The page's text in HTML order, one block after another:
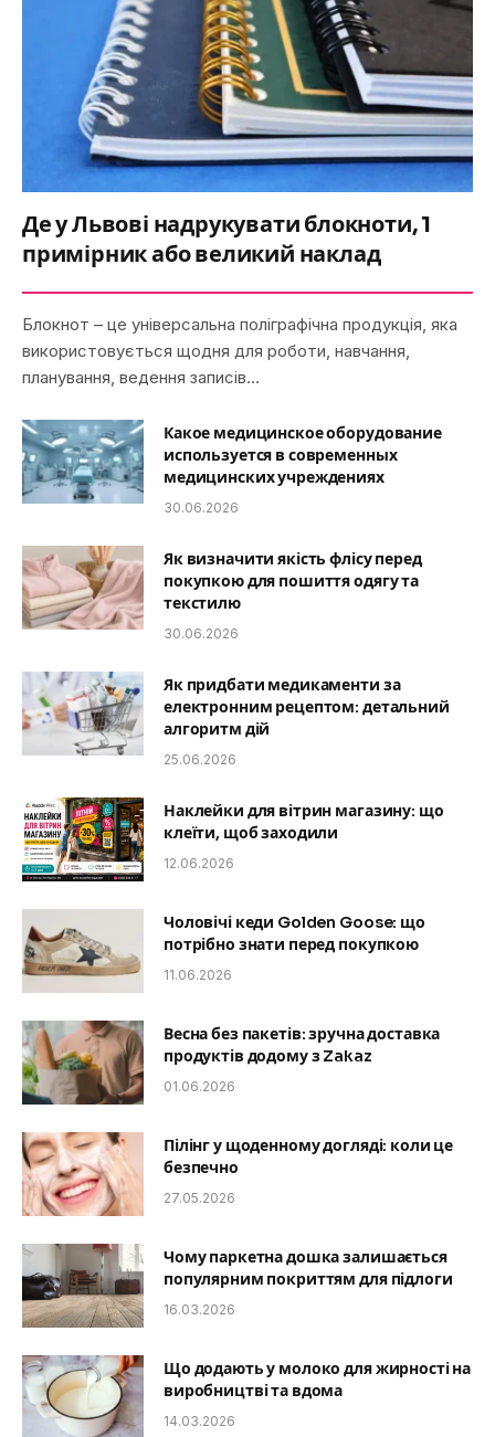
Де у Львові надрукувати блокноти, 1
примірник або великий наклад
Блокнот – це універсальна поліграфічна продукція, яка
використовується щодня для роботи, навчання,
планування, ведення записів…
Какое медицинское оборудование
используется в современных
медицинских учреждениях
30.06.2026
Як визначити якість флісу перед
покупкою для пошиття одягу та
текстилю
30.06.2026
Як придбати медикаменти за
електронним рецептом: детальний
алгоритм дій
25.06.2026
Наклейки для вітрин магазину: що
клеїти, щоб заходили
12.06.2026
Чоловічі кеди Golden Goose: що
потрібно знати перед покупкою
11.06.2026
Весна без пакетів: зручна доставка
продуктів додому з Zakaz
01.06.2026
Пілінг у щоденному догляді: коли це
безпечно
27.05.2026
Чому паркетна дошка залишається
популярним покриттям для підлоги
16.03.2026
Що додають у молоко для жирності на
виробництві та вдома
14.03.2026